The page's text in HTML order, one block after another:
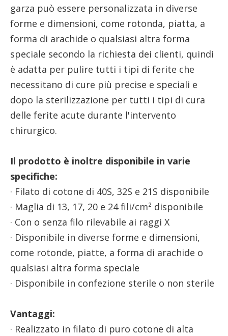
garza può essere personalizzata in diverse
forme e dimensioni, come rotonda, piatta, a
forma di arachide o qualsiasi altra forma
speciale secondo la richiesta dei clienti, quindi
è adatta per pulire tutti i tipi di ferite che
necessitano di cure più precise e speciali e
dopo la sterilizzazione per tutti i tipi di cura
delle ferite acute durante l'intervento
chirurgico.
Il prodotto è inoltre disponibile in varie
specifiche:
· Filato di cotone di 40S, 32S e 21S disponibile
· Maglia di 13, 17, 20 e 24 fili/cm² disponibile
· Con o senza filo rilevabile ai raggi X
· Disponibile in diverse forme e dimensioni,
come rotonde, piatte, a forma di arachide o
qualsiasi altra forma speciale
· Disponibile in confezione sterile o non sterile
Vantaggi:
· Realizzato in filato di puro cotone di alta